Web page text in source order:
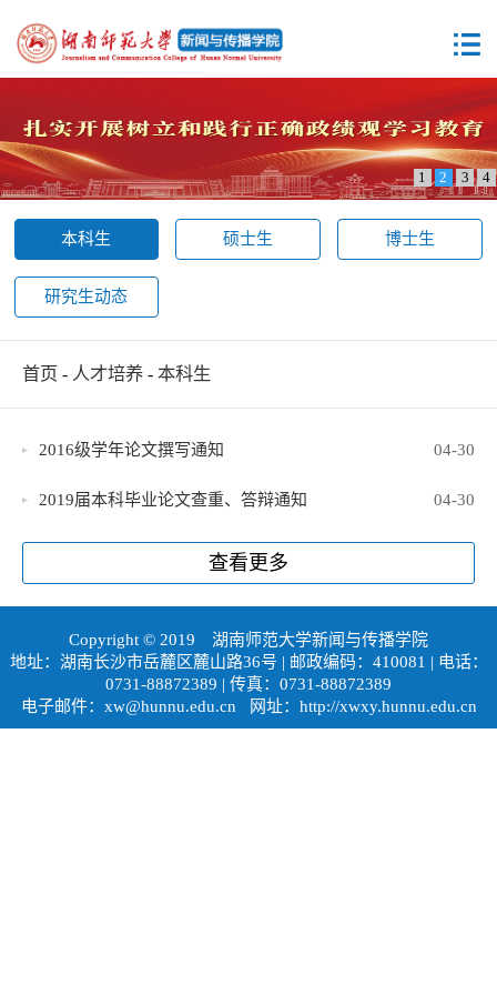
1 2 3 4
本科生 硕士生 博士生
研究生动态
首页 - 人才培养 - 本科生
04-30
2016级学年论文撰写通知
04-30
2019届本科毕业论文查重、答辩通知
查看更多
Copyright © 2019 湖南师范大学新闻与传播学院
地址：湖南长沙市岳麓区麓山路36号 | 邮政编码：410081 | 电话：
0731-88872389 | 传真：0731-88872389
电子邮件：xw@hunnu.edu.cn 网址：http://xwxy.hunnu.edu.cn